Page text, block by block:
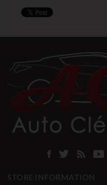
STORE INFORMATION